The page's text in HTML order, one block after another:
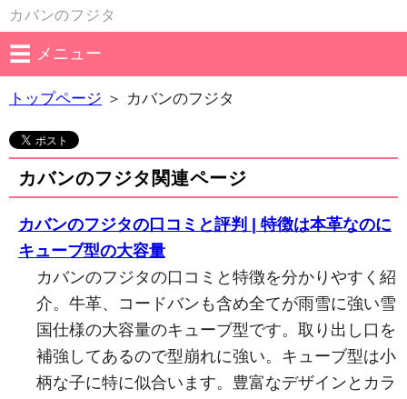
カバンのフジタ
メニュー
トップページ ＞ カバンのフジタ
カバンのフジタ関連ページ
カバンのフジタの口コミと評判 | 特徴は本革なのに
キューブ型の大容量
カバンのフジタの口コミと特徴を分かりやすく紹
介。牛革、コードバンも含め全てが雨雪に強い雪
国仕様の大容量のキューブ型です。取り出し口を
補強してあるので型崩れに強い。キューブ型は小
柄な子に特に似合います。豊富なデザインとカラ